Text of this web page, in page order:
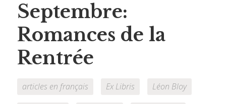
Septembre:
Romances de la
Rentrée
articles en français Ex Libris Léon Bloy